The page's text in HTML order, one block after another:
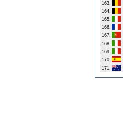
163.
164.
165.
166.
167.
168.
169.
170.
171.